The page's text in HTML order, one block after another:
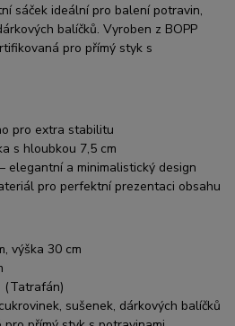
sáček ideální pro balení potravin,
balíčků. Vyroben z BOPP
pro přímý styk s
pro extra stabilitu
s hloubkou 7,5 cm
elegantní a minimalistický design
pro perfektní prezentaci obsahu
výška 30 cm
(Tatrafán)
sušenek, dárkových balíčků